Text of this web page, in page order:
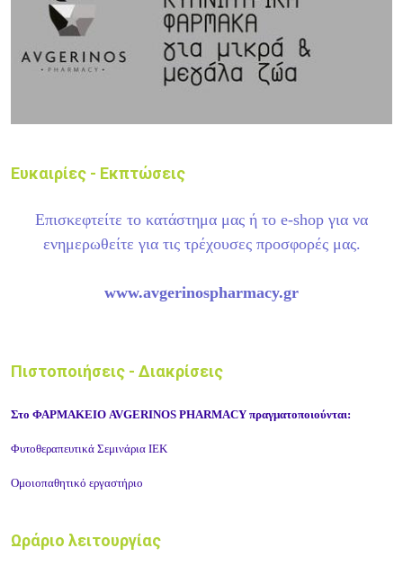
Ευκαιρίες - Εκπτώσεις
Επισκεφτείτε το κατάστημα μας ή το e-shop για να
ενημερωθείτε για τις τρέχουσες προσφορές μας.
www.avgerinospharmacy.gr
Πιστοποιήσεις - Διακρίσεις
Στο ΦΑΡΜΑΚΕΙΟ AVGERINOS PHARMACY πραγματοποιούνται:
Φυτοθεραπευτικά Σεμινάρια ΙΕΚ
Ομοιοπαθητικό εργαστήριo
Ωράριο λειτουργίας